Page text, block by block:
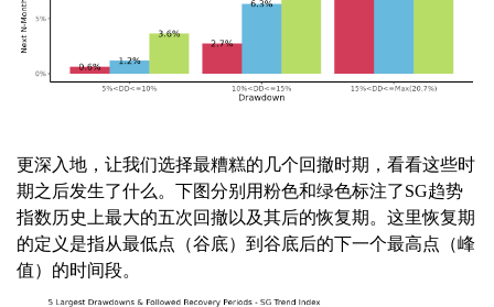
更深入地，让我们选择最糟糕的几个回撤时期，看看这些时
期之后发生了什么。下图分别用粉色和绿色标注了SG趋势
指数历史上最大的五次回撤以及其后的恢复期。这里恢复期
的定义是指从最低点（谷底）到谷底后的下一个最高点（峰
值）的时间段。